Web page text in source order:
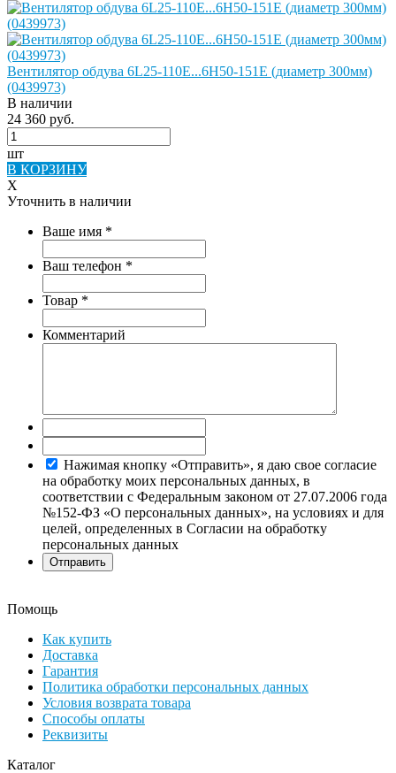
Вентилятор обдува 6L25-110E...6H50-151E (диаметр 300мм)
(0439973)
В наличии
24 360 руб.
шт
В КОРЗИНУ
X
Уточнить в наличии
Ваше имя *
Ваш телефон *
Товар *
Комментарий
Нажимая кнопку «Отправить», я даю свое согласие
на обработку моих персональных данных, в
соответствии с Федеральным законом от 27.07.2006 года
№152-ФЗ «О персональных данных», на условиях и для
целей, определенных в Согласии на обработку
персональных данных
Помощь
Как купить
Доставка
Гарантия
Политика обработки персональных данных
Условия возврата товара
Способы оплаты
Реквизиты
Каталог